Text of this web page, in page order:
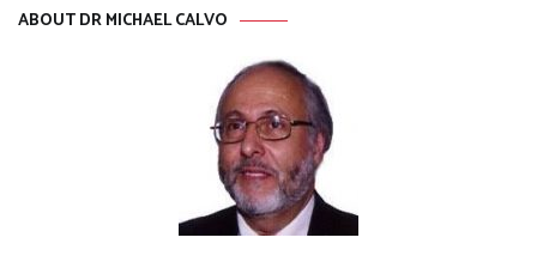
ABOUT DR MICHAEL CALVO